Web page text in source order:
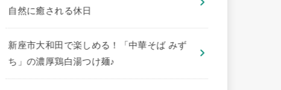
自然に癒される休日
新座市大和田で楽しめる！「中華そば みず
ち」の濃厚鶏白湯つけ麺♪